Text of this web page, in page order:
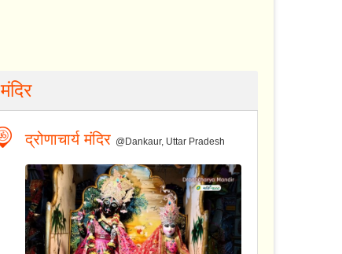
मंदिर
द्रोणाचार्य मंदिर @Dankaur, Uttar Pradesh